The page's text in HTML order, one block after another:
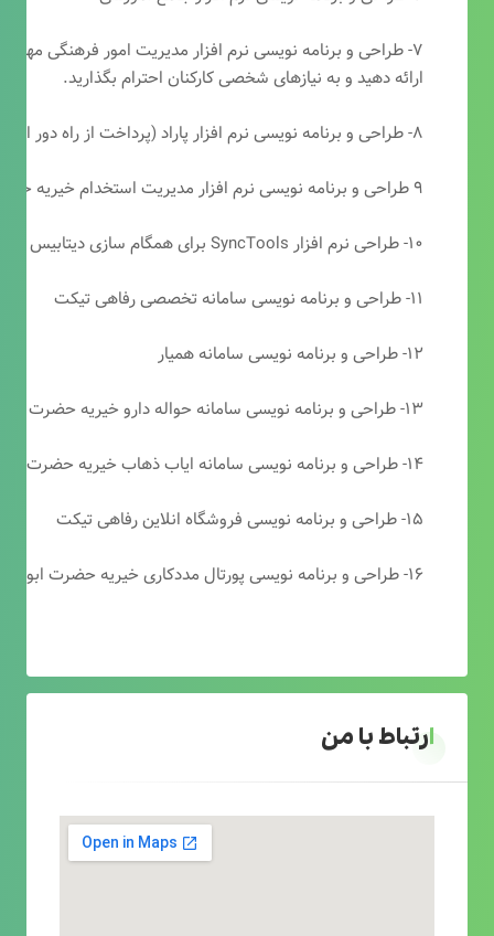
۷- طراحی و برنامه نویسی نرم افزار مدیریت امور فرهنگی
ارائه دهید و به نیازهای شخصی کارکنان احترام بگذارید.
۸- طراحی و برنامه نویسی نرم افزار پاراد (پرداخت از راه دور انجمن مددکاری امام زمان(عج))
۹ طراحی و برنامه نویسی نرم افزار مدیریت استخدام خیریه حضرت ابوالفضل (ع)
۱۰- طراحی نرم افزار SyncTools برای همگام سازی دیتابیس های SQL Server
۱۱- طراحی و برنامه نویسی سامانه تخصصی رفاهی تیکت
۱۲- طراحی و برنامه نویسی سامانه همیار
۱۳- طراحی و برنامه نویسی سامانه حواله دارو خیریه حضرت ابوالفضل (ع)
۱۴- طراحی و برنامه نویسی سامانه ایاب ذهاب خیریه حضرت ابوالفضل (ع)
۱۵- طراحی و برنامه نویسی فروشگاه انلاین رفاهی تیکت
۱۶- طراحی و برنامه نویسی پورتال مددکاری خیریه حضرت ابوالفضل (ع)
ارتباط با من